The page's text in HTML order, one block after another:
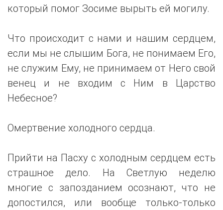
который помог Зосиме вырыть ей могилу.
Что происходит с нами и нашим сердцем,
если мы не слышим Бога, не понимаем Его,
не служим Ему, не принимаем от Него свой
венец и не входим с Ним в Царство
Небесное?
Омертвение холодного сердца.
Прийти на Пасху с холодным сердцем есть
страшное дело. На Светлую неделю
многие с запозданием осознают, что не
допостился, или вообще только-только